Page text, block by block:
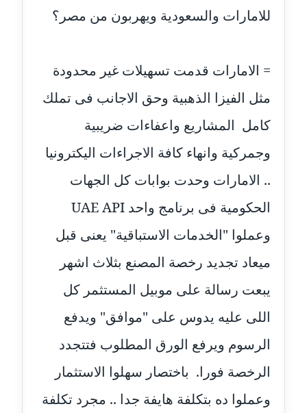
عاملة
مدونة أمل منشاوي
موقوف
مدونة أميرة اسماعيل
عاملة
عاملة
عاملة
مدونة انجي مطاوع
عاملة
مدونة آيات القاضي
عاملة
مدونة ايمان الدواخلي
للامارات والسعودية ويهربون من مصر؟
= الامارات قدمت تسهيلات غير محدودة
مثل الفيزا الذهبية وحق الاجانب فى تملك
كامل المشاريع واعفاءات ضريبية
وجمركية وانهاء كافة الاجراءات اليكترونيا
.. الامارات وحدت بوابات كل الجهات
الحكومية فى برنامج واحد UAE API
وعملوا "الخدمات الاستباقية" يعنى قبل
ميعاد تجديد رخصة المصنع بثلاث اشهر
يبعت رسالة على موبيل المستثمر كل
اللى عليه يدوس على "موافق" ويدفع
الرسوم ويرفع الورق المطلوب فتتجدد
الرخصة فورا. باختصار سهلوا الاستثمار
وعملوا ده بتكلفة هايفة جدا .. مجرد تكلفة